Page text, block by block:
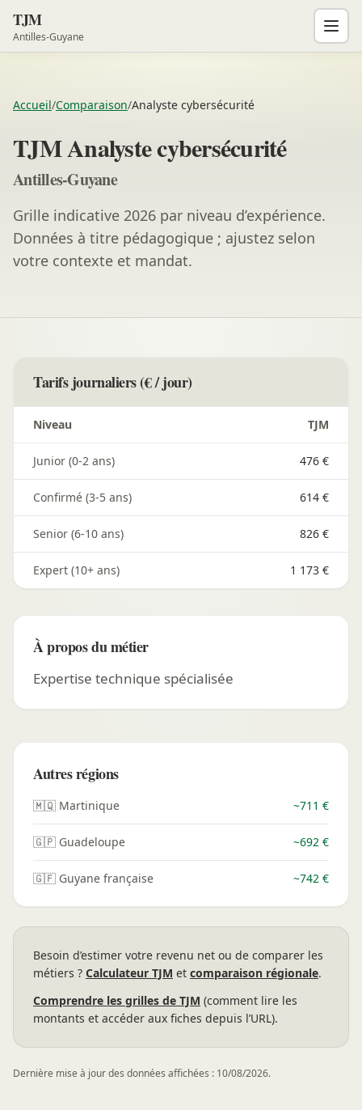
TJM
Antilles-Guyane
Accueil/Comparaison/Analyste cybersécurité
TJM Analyste cybersécurité
Antilles-Guyane
Grille indicative 2026 par niveau d’expérience.
Données à titre pédagogique ; ajustez selon
votre contexte et mandat.
Tarifs journaliers (€ / jour)
Niveau TJM
Junior (0-2 ans) 476 €
Confirmé (3-5 ans) 614 €
Senior (6-10 ans) 826 €
Expert (10+ ans) 1 173 €
À propos du métier
Expertise technique spécialisée
Autres régions
🇲🇶 Martinique ~711 €
🇬🇵 Guadeloupe ~692 €
🇬🇫 Guyane française ~742 €
Besoin d’estimer votre revenu net ou de comparer les
métiers ? Calculateur TJM et comparaison régionale.
Comprendre les grilles de TJM (comment lire les
montants et accéder aux fiches depuis l’URL).
Dernière mise à jour des données affichées : 10/08/2026.